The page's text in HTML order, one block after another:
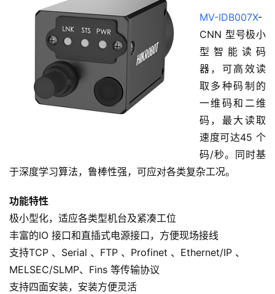
MV-IDB007X-
CNN 型号极小
型智能读码
器，可高效读
取多种码制的
一维码和二维
码，最大读取
速度可达45 个
码/秒。同时基
于深度学习算法，鲁棒性强，可应对各类复杂工况。
功能特性
极小型化，适应各类型机台及紧凑工位
丰富的IO 接口和直插式电源接口，方便现场接线
支持TCP 、Serial 、FTP 、Profinet 、Ethernet/IP 、
MELSEC/SLMP、Fins 等传输协议
支持四面安装，安装方便灵活